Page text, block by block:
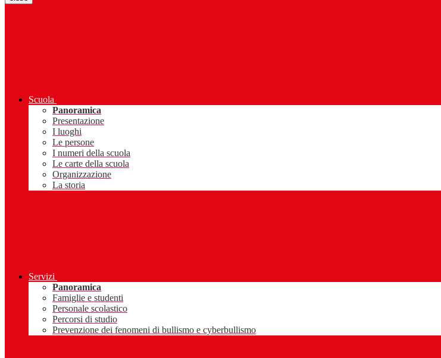
Scuola
Panoramica
Presentazione
I luoghi
Le persone
I numeri della scuola
Le carte della scuola
Organizzazione
La storia
Servizi
Panoramica
Famiglie e studenti
Personale scolastico
Percorsi di studio
Prevenzione dei fenomeni di bullismo e cyberbullismo